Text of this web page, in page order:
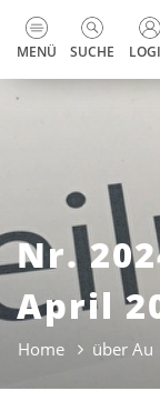
zur Startseite
Direkt zur
Direkt zum
Direkt zur
Direkt zum
MENÜ SUCHE
Nr.
April
Home über Au